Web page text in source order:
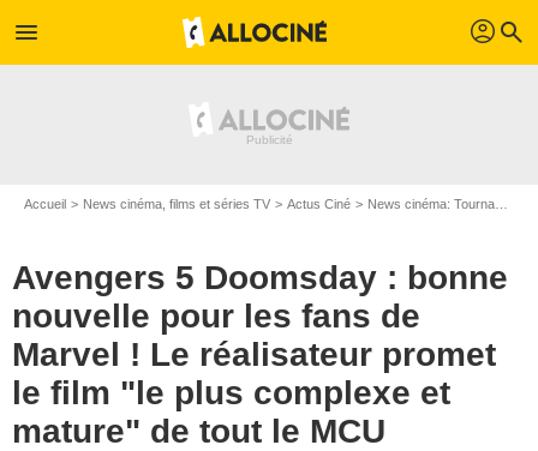
menu profil search
Accueil News cinéma, films et séries TV Actus Ciné News cinéma: Tournages
Avengers 5 Doomsday : bonne
nouvelle pour les fans de
Marvel ! Le réalisateur promet
le film "le plus complexe et
mature" de tout le MCU